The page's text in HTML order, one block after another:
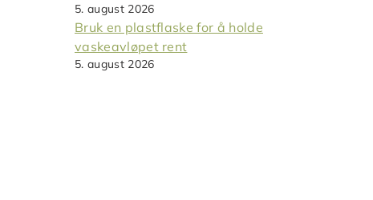
5. august 2026
Bruk en plastflaske for å holde
vaskeavløpet rent
5. august 2026